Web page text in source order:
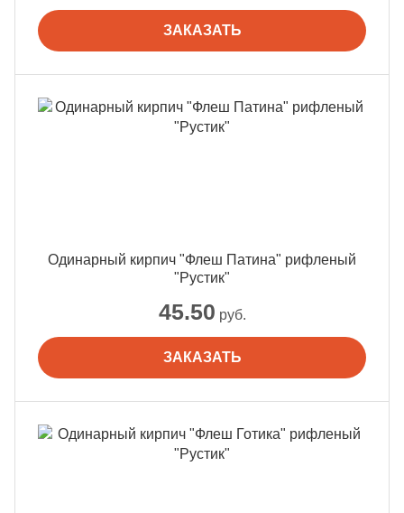
ЗАКАЗАТЬ
45.50 руб.
ЗАКАЗАТЬ
Одинарный кирпич "Флеш Патина" рифленый
"Рустик"